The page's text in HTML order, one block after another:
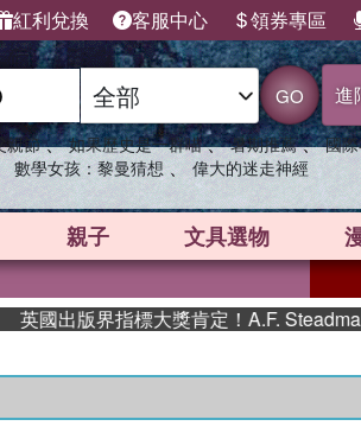
紅利兌換 客服中心 領券專區
GO 進
親節 、 如果歷史是一群喵 、 暑期推薦 、 國
數學女孩：黎曼猜想 、 偉大的迷走神經
親子 文具選物
國出版界指標大獎肯定！A.F. Steadman